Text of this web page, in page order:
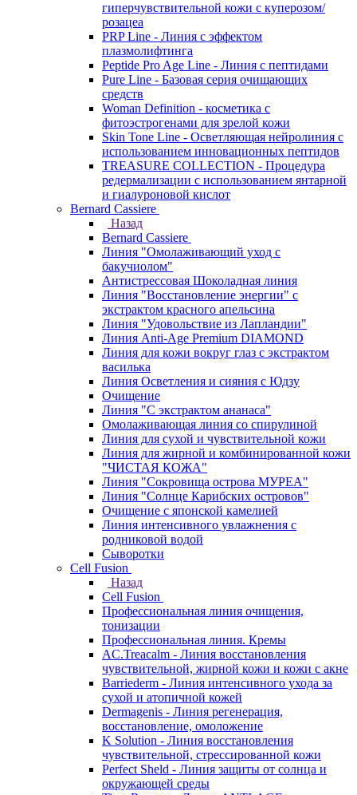
гиперчувствительной кожи с куперозом/
розацеа
PRP Line - Линия с эффектом
плазмолифтинга
Peptide Pro Age Line - Линия с пептидами
Pure Line - Базовая серия очищающих
средств
Woman Definition - косметика с
фитоэстрогенами для зрелой кожи
Skin Tone Line - Осветляющая нейролиния с
использованием инновационных пептидов
TREASURE COLLECTION - Процедура
редермализации с использованием янтарной
и гиалуроновой кислот
Bernard Cassiere
Назад
Bernard Cassiere
Линия "Омолаживающий уход с
бакучиолом"
Антистрессовая Шоколадная линия
Линия "Восстановление энергии" с
экстрактом красного апельсина
Линия "Удовольствие из Лапландии"
Линия Anti-Age Premium DIAMOND
Линия для кожи вокруг глаз с экстрактом
василька
Линия Осветления и сияния с Юдзу
Очищение
Линия "С экстрактом ананаса"
Омолаживающая линия со спирулиной
Линия для сухой и чувствительной кожи
Линия для жирной и комбинированной кожи
"ЧИСТАЯ КОЖА"
Линия "Сокровища острова МУРЕА"
Линия "Солнце Карибских островов"
Очищение с японской камелией
Линия интенсивного увлажнения с
родниковой водой
Сыворотки
Cell Fusion
Назад
Cell Fusion
Профессиональная линия очищения,
тонизации
Профессиональная линия. Кремы
AC.Treacalm - Линия восстановления
чувствительной, жирной кожи и кожи с акне
Barriederm - Линия интенсивного ухода за
сухой и атопичной кожей
Dermagenis - Линия регенерация,
восстановление, омоложение
K Solution - Линия восстановления
чувствительной, стрессированной кожи
Perfect Sheld - Линия защиты от солнца и
окружающей среды